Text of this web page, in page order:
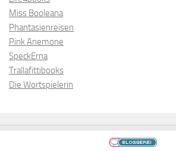
Miss Booleana
Phantasienreisen
Pink Anemone
SpeckErna
Trallafittibooks
Die Wortspielerin